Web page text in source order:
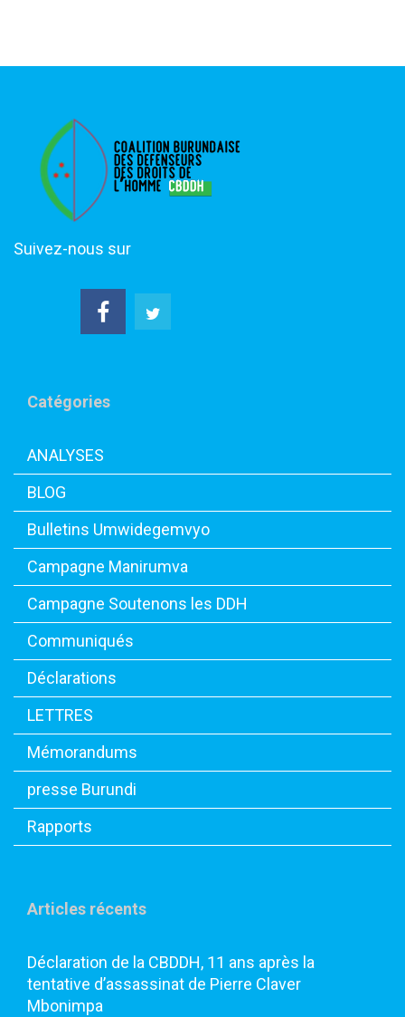
Suivez-nous sur
Catégories
ANALYSES
BLOG
Bulletins Umwidegemvyo
Campagne Manirumva
Campagne Soutenons les DDH
Communiqués
Déclarations
LETTRES
Mémorandums
presse Burundi
Rapports
Articles récents
Déclaration de la CBDDH, 11 ans après la
tentative d’assassinat de Pierre Claver
Mbonimpa